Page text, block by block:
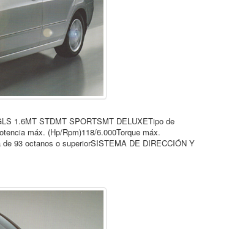
1.6MT STDMT SPORTSMT DELUXETipo de
máx. (Hp/Rpm)118/6.000Torque máx.
93 octanos o superiorSISTEMA DE DIRECCIÓN Y